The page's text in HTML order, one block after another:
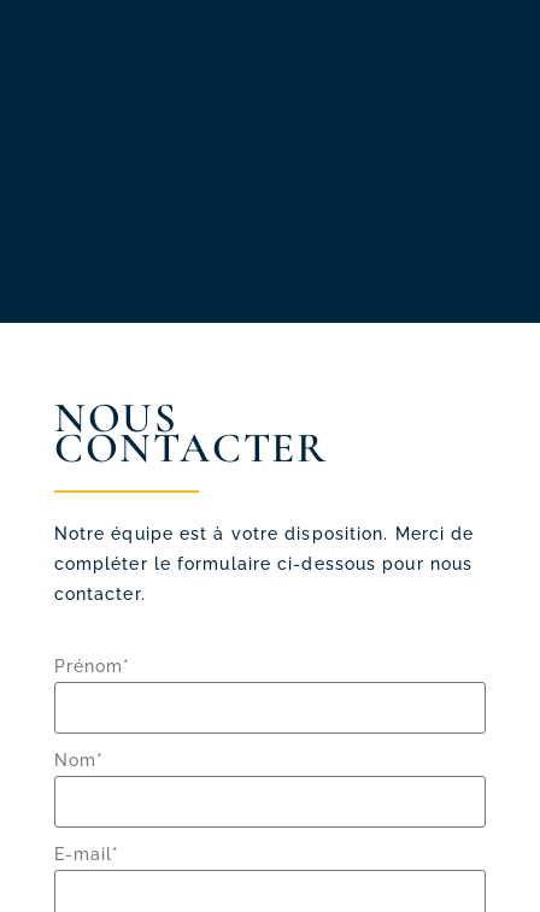
NOUS
CONTACTER
Notre équipe est à votre disposition. Merci de
compléter le formulaire ci-dessous pour nous
contacter.
Prénom*
Nom*
E-mail*